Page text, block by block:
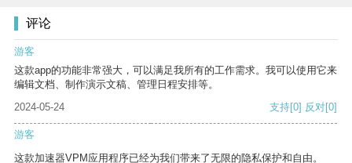
评论
游客
这款app的功能非常强大，可以满足我所有的工作需求。我可以使用它来
编辑文档、制作演示文稿、管理日程安排等。
2024-05-24
支持[0] 反对[0]
游客
这款加速器VPM应用程序已经为我们带来了无限的隐私保护和自由。